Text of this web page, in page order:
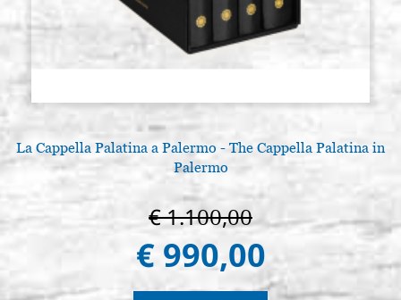
La Cappella Palatina a Palermo - The Cappella Palatina in
Palermo
€ 1.100,00
€ 990,00